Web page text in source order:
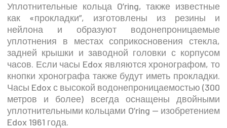
Уплотнительные кольца O’ring, также известные
как «прокладки”, изготовлены из резины и
нейлона и образуют водонепроницаемые
уплотнения в местах соприкосновения стекла,
задней крышки и заводной головки с корпусом
часов. Если часы Edox являются хронографом, то
кнопки хронографа также будут иметь прокладки.
Часы Edox с высокой водонепроницаемостью (300
метров и более) всегда оснащены двойными
уплотнительными кольцами O’ring — изобретением
Edox 1961 года.